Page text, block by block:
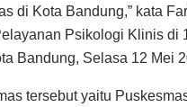
di Kota Bandung,” kata
Psikologi Klinis di
Bandung, Selasa 12 Mei
tersebut yaitu